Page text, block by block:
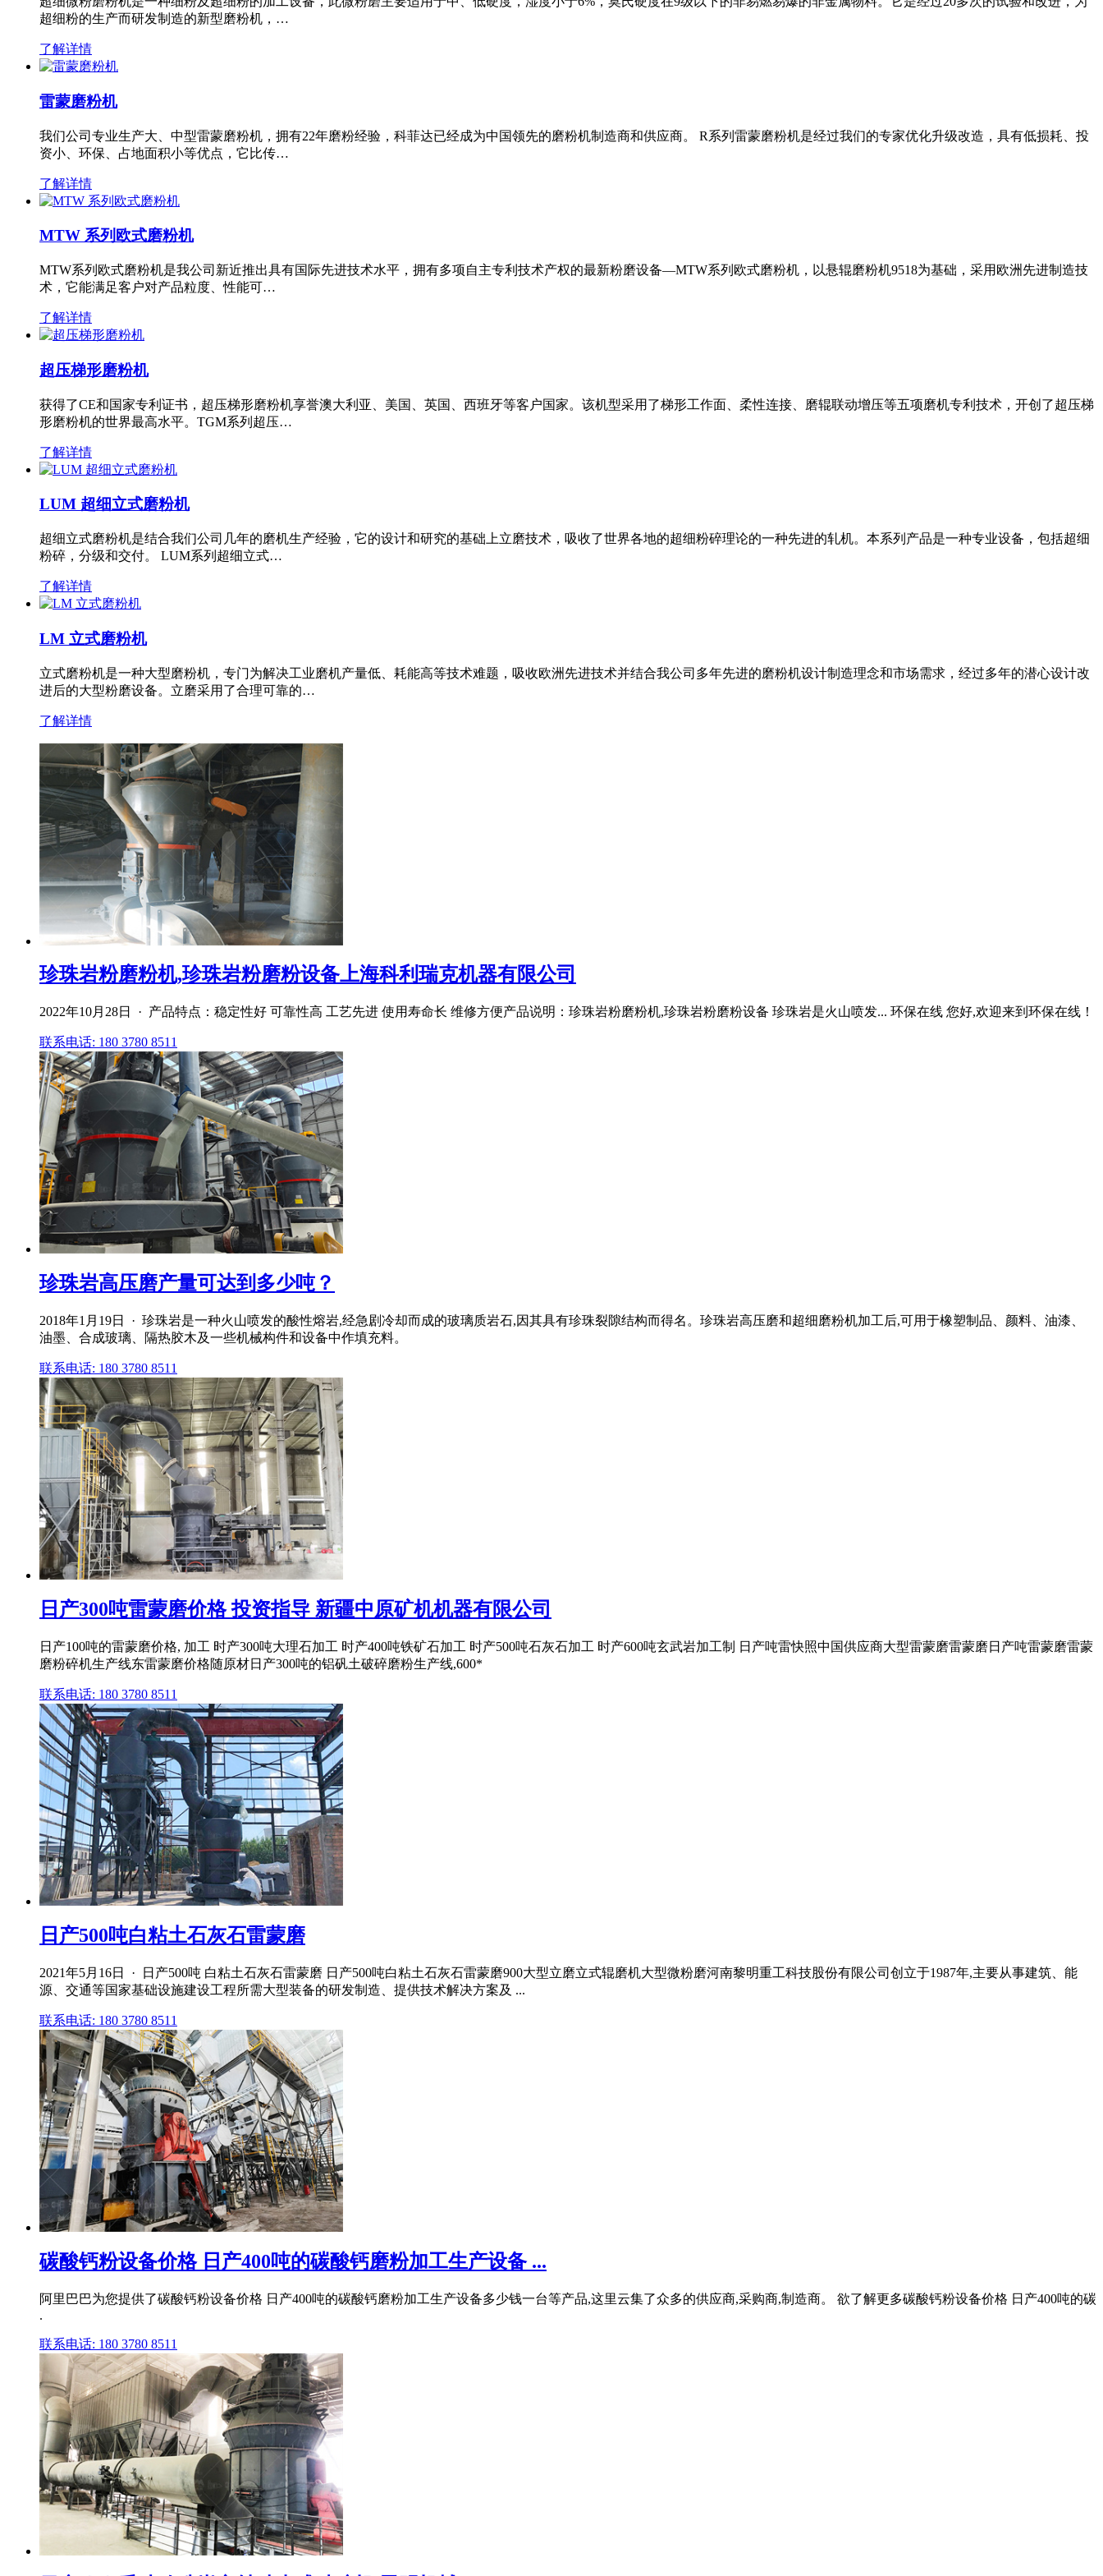
超细粉的生产而研发制造的新型磨粉机，…
了解详情
雷蒙磨粉机
我们公司专业生产大、中型雷蒙磨粉机，拥有22年磨粉经验，科菲达已经成为中国领先的磨粉机制造商和供应商。 R系列雷蒙磨粉机是经过我们的专家优化升级改造，具有低损耗、投
资小、环保、占地面积小等优点，它比传…
了解详情
MTW 系列欧式磨粉机
MTW系列欧式磨粉机是我公司新近推出具有国际先进技术水平，拥有多项自主专利技术产权的最新粉磨设备—MTW系列欧式磨粉机，以悬辊磨粉机9518为基础，采用欧洲先进制造技
术，它能满足客户对产品粒度、性能可…
了解详情
超压梯形磨粉机
获得了CE和国家专利证书，超压梯形磨粉机享誉澳大利亚、美国、英国、西班牙等客户国家。该机型采用了梯形工作面、柔性连接、磨辊联动增压等五项磨机专利技术，开创了超压梯
形磨粉机的世界最高水平。TGM系列超压…
了解详情
LUM 超细立式磨粉机
超细立式磨粉机是结合我们公司几年的磨机生产经验，它的设计和研究的基础上立磨技术，吸收了世界各地的超细粉碎理论的一种先进的轧机。本系列产品是一种专业设备，包括超细
粉碎，分级和交付。 LUM系列超细立式…
了解详情
LM 立式磨粉机
立式磨粉机是一种大型磨粉机，专门为解决工业磨机产量低、耗能高等技术难题，吸收欧洲先进技术并结合我公司多年先进的磨粉机设计制造理念和市场需求，经过多年的潜心设计改
进后的大型粉磨设备。立磨采用了合理可靠的…
了解详情
珍珠岩粉磨粉机,珍珠岩粉磨粉设备上海科利瑞克机器有限公司
2022年10月28日 · 产品特点：稳定性好 可靠性高 工艺先进 使用寿命长 维修方便产品说明：珍珠岩粉磨粉机,珍珠岩粉磨粉设备 珍珠岩是火山喷发... 环保在线 您好,欢迎来到环保在线！
联系电话: 180 3780 8511
珍珠岩高压磨产量可达到多少吨？
2018年1月19日 · 珍珠岩是一种火山喷发的酸性熔岩,经急剧冷却而成的玻璃质岩石,因其具有珍珠裂隙结构而得名。珍珠岩高压磨和超细磨粉机加工后,可用于橡塑制品、颜料、油漆、
油墨、合成玻璃、隔热胶木及一些机械构件和设备中作填充料。
联系电话: 180 3780 8511
日产300吨雷蒙磨价格 投资指导 新疆中原矿机机器有限公司
日产100吨的雷蒙磨价格, 加工 时产300吨大理石加工 时产400吨铁矿石加工 时产500吨石灰石加工 时产600吨玄武岩加工制 日产吨雷快照中国供应商大型雷蒙磨雷蒙磨日产吨雷蒙磨雷蒙
磨粉碎机生产线东雷蒙磨价格随原材日产300吨的铝矾土破碎磨粉生产线,600*
联系电话: 180 3780 8511
日产500吨白粘土石灰石雷蒙磨
2021年5月16日 · 日产500吨 白粘土石灰石雷蒙磨 日产500吨白粘土石灰石雷蒙磨900大型立磨立式辊磨机大型微粉磨河南黎明重工科技股份有限公司创立于1987年,主要从事建筑、能
源、交通等国家基础设施建设工程所需大型装备的研发制造、提供技术解决方案及 ...
联系电话: 180 3780 8511
碳酸钙粉设备价格 日产400吨的碳酸钙磨粉加工生产设备 ...
阿里巴巴为您提供了碳酸钙粉设备价格 日产400吨的碳酸钙磨粉加工生产设备多少钱一台等产品,这里云集了众多的供应商,采购商,制造商。 欲了解更多碳酸钙粉设备价格 日产400吨的碳
.
联系电话: 180 3780 8511